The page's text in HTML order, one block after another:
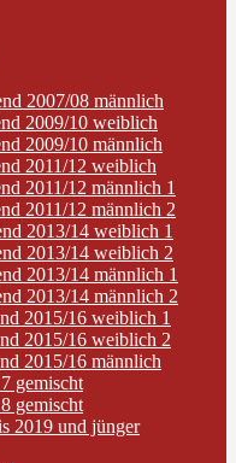
2007/08 männlich
2009/10 weiblich
2009/10 männlich
2011/12 weiblich
2011/12 männlich 1
2011/12 männlich 2
2013/14 weiblich 1
2013/14 weiblich 2
2013/14 männlich 1
2013/14 männlich 2
2015/16 weiblich 1
2015/16 weiblich 2
2015/16 männlich
gemischt
gemischt
2019 und jünger